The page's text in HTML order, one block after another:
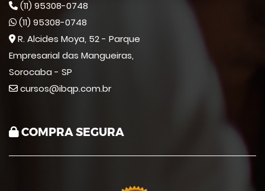
(11) 95308-0748
(11) 95308-0748
R. Alcides Moya, 52 - Parque
Empresarial das Mangueiras,
Sorocaba - SP
cursos@ibqp.com.br
COMPRA SEGURA